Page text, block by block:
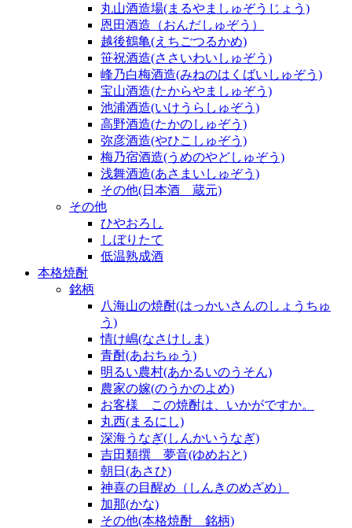
丸山酒造場(まるやましゅぞうじょう)
恩田酒造（おんだしゅぞう）
越後鶴亀(えちごつるかめ)
笹祝酒造(ささいわいしゅぞう)
峰乃白梅酒造(みねのはくばいしゅぞう)
宝山酒造(たからやましゅぞう)
池浦酒造(いけうらしゅぞう)
高野酒造(たかのしゅぞう)
弥彦酒造(やひこしゅぞう)
梅乃宿酒造(うめのやどしゅぞう)
浅舞酒造(あさまいしゅぞう)
その他(日本酒 蔵元)
その他
ひやおろし
しぼりたて
低温熟成酒
本格焼酎
銘柄
八海山の焼酎(はっかいさんのしょうちゅ
う)
情け嶋(なさけしま)
青酎(あおちゅう)
明るい農村(あかるいのうそん)
農家の嫁(のうかのよめ)
お客様 この焼酎は、いかがですか。
丸西(まるにし)
深海うなぎ(しんかいうなぎ)
吉田類撰 夢音(ゆめおと)
朝日(あさひ)
神喜の目醒め（しんきのめざめ）
加那(かな)
その他(本格焼酎 銘柄)